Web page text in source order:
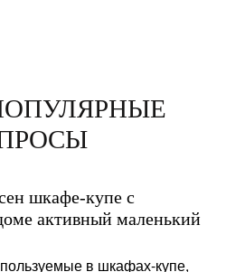
шкафе-купе с
активный маленький
в шкафах-купе,